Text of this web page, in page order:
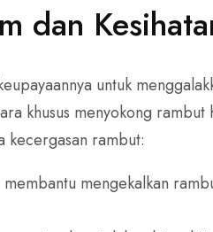
dan
untuk
khusus menyokong rambut
kecergasan rambut:
mengekalkan